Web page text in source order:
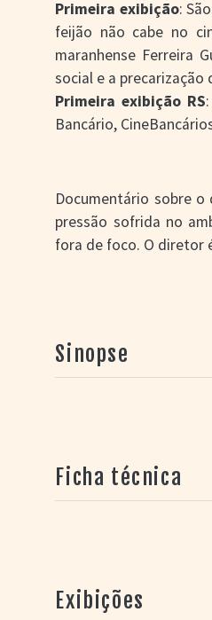
Primeira exibição:
feijão não cabe no
maranhense Ferreira
social e a
Primeira exibição RS
Bancário,
Documentário sobre
pressão sofrida no
fora de foco. O diretor
Sinopse
Ficha técnica
Exibições